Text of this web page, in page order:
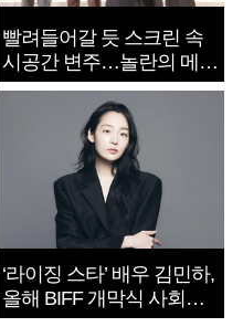
빨려들어갈 듯 스크린 속
시공간 변주…놀란의 메시
지는 ‘전쟁 속죄’
‘라이징 스타’ 배우 김민하,
올해 BIFF 개막식 사회자